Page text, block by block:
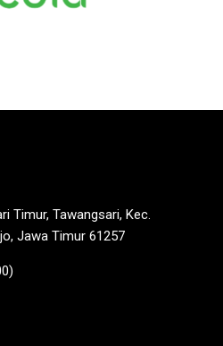
Timur, Tawangsari, Kec.
Jawa Timur 61257